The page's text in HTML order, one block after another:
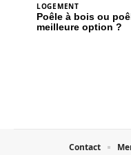
LOGEMENT
Poêle à bois ou
meilleure option ?
Contact